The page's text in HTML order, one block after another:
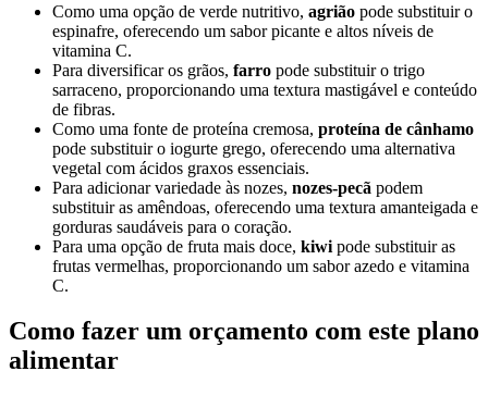
Como uma opção de verde nutritivo, agrião pode substituir o
espinafre, oferecendo um sabor picante e altos níveis de
vitamina C.
Para diversificar os grãos, farro pode substituir o trigo
sarraceno, proporcionando uma textura mastigável e conteúdo
de fibras.
Como uma fonte de proteína cremosa, proteína de cânhamo
pode substituir o iogurte grego, oferecendo uma alternativa
vegetal com ácidos graxos essenciais.
Para adicionar variedade às nozes, nozes-pecã podem
substituir as amêndoas, oferecendo uma textura amanteigada e
gorduras saudáveis para o coração.
Para uma opção de fruta mais doce, kiwi pode substituir as
frutas vermelhas, proporcionando um sabor azedo e vitamina
C.
Como fazer um orçamento com este plano
alimentar